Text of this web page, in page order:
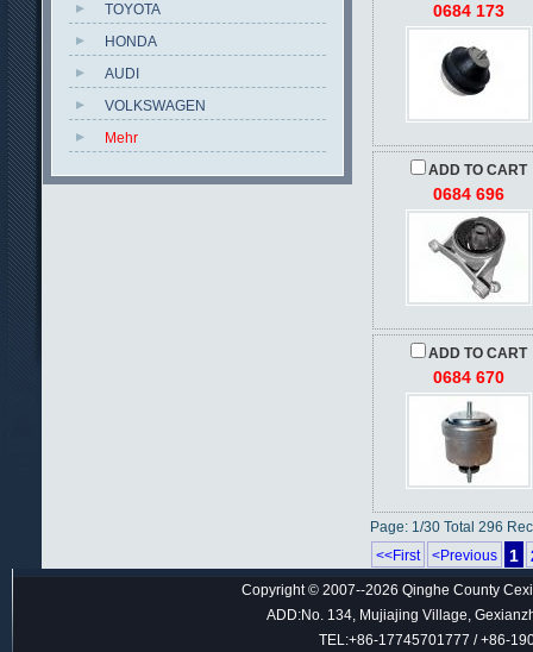
0684 173
ADD TO CART
0684 696
ADD TO CART
0684 670
Page: 1/30 Total 296
<<First
<Previous 1
TOYOTA
HONDA
AUDI
VOLKSWAGEN
Mehr
Copyright © 2007--2026 Qinghe County
ADD:No. 134, Mujiajing Village,
TEL:+86-17745701777 / +86-